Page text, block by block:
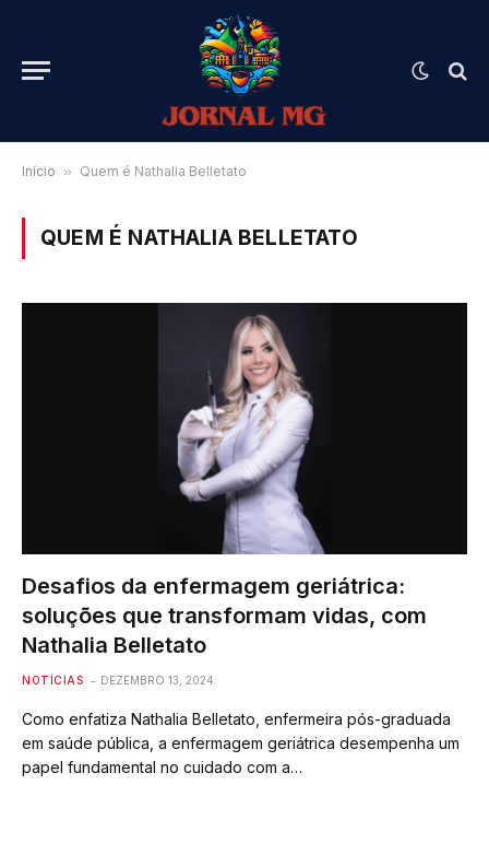
Início » Quem é Nathalia Belletato
QUEM É NATHALIA BELLETATO
Desafios da enfermagem geriátrica:
soluções que transformam vidas, com
Nathalia Belletato
NOTÍCIAS DEZEMBRO 13, 2024
Como enfatiza Nathalia Belletato, enfermeira pós-graduada
em saúde pública, a enfermagem geriátrica desempenha um
papel fundamental no cuidado com a…